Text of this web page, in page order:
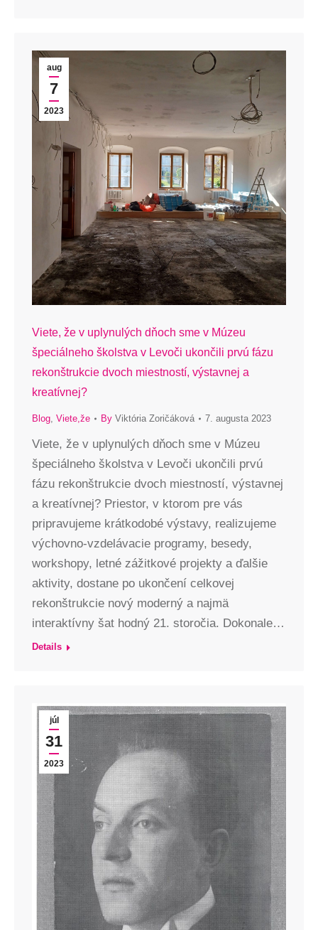
aug
7
2023
Viete, že v uplynulých dňoch sme v Múzeu
špeciálneho školstva v Levoči ukončili prvú fázu
rekonštrukcie dvoch miestností, výstavnej a
kreatívnej?
Blog, Viete,že By Viktória Zoričáková 7. augusta 2023
Viete, že v uplynulých dňoch sme v Múzeu
špeciálneho školstva v Levoči ukončili prvú
fázu rekonštrukcie dvoch miestností, výstavnej
a kreatívnej? Priestor, v ktorom pre vás
pripravujeme krátkodobé výstavy, realizujeme
výchovno-vzdelávacie programy, besedy,
workshopy, letné zážitkové projekty a ďalšie
aktivity, dostane po ukončení celkovej
rekonštrukcie nový moderný a najmä
interaktívny šat hodný 21. storočia. Dokonale…
Details
júl
31
2023